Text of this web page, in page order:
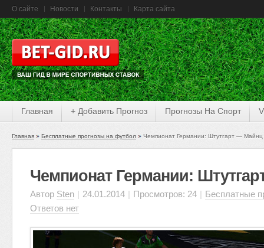
О сайте Новости Контакты Карта сайта
Главная + Добавить Прогноз Прогнозы На Спорт
Главная Бесплатные прогнозы на футбол Чемпионат Германии: Штутгарт — Майнц
Чемпионат Германии:
Автор Sten | 24.01.2014 | Просмотров: 24 | Бесплатные
Ответов нет